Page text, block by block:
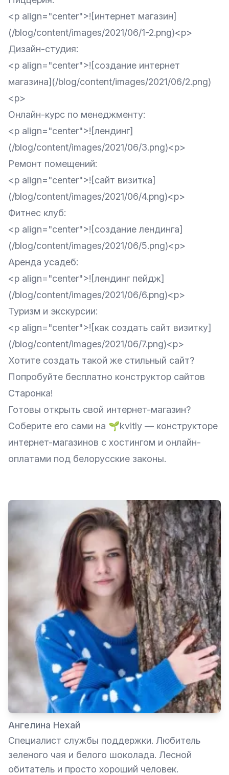
<p align="center">![интернет магазин]
(/blog/content/images/2021/06/1-2.png)<p>
Дизайн-студия:
<p align="center">![создание интернет
магазина](/blog/content/images/2021/06/2.png)
<p>
Онлайн-курс по менеджменту:
<p align="center">![лендинг]
(/blog/content/images/2021/06/3.png)<p>
Ремонт помещений:
<p align="center">![сайт визитка]
(/blog/content/images/2021/06/4.png)<p>
Фитнес клуб:
<p align="center">![создание лендинга]
(/blog/content/images/2021/06/5.png)<p>
Аренда усадеб:
<p align="center">![лендинг пейдж]
(/blog/content/images/2021/06/6.png)<p>
Туризм и экскурсии:
<p align="center">![как создать сайт визитку]
(/blog/content/images/2021/06/7.png)<p>
Хотите создать такой же стильный сайт?
Попробуйте бесплатно конструктор сайтов
Старонка!
Готовы открыть свой интернет-магазин?
Соберите его сами на 🌱kvitly — конструкторе
интернет-магазинов с хостингом и онлайн-
оплатами под белорусские законы.
Ангелина Нехай
Специалист службы поддержки. Любитель
зеленого чая и белого шоколада. Лесной
обитатель и просто хороший человек.